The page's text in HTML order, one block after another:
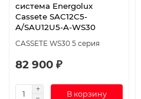
система Energolux
Cassete SAC12C5-
A/SAU12U5-A-WS30
CASSETE WS30 5 серия
82 900 ₽
В корзину